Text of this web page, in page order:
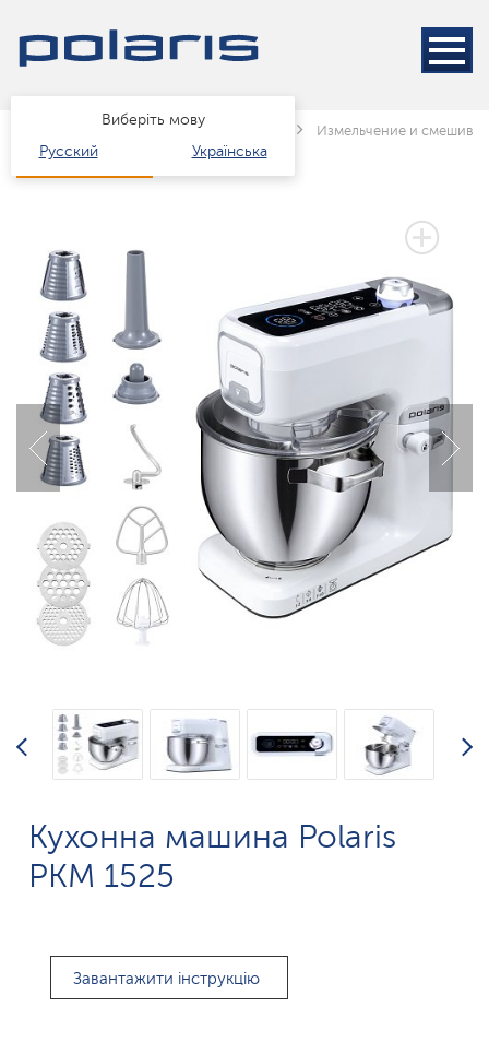
Виберіть мову
Русский
Українська
Каталог Техніка для кухні Измельчение и
5 ЛЕТ ГАРАНТИИ
Кухонна машина Polaris
PKM 1525
Завантажити інструкцію